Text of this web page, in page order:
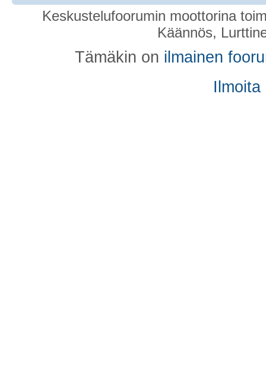
Keskustelufoorumin moottorina
Käännös,
Tämäkin on ilmainen